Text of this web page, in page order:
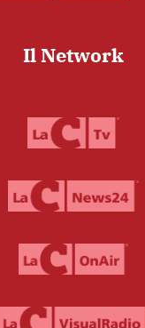
Il Network